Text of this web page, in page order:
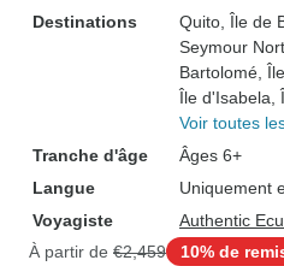
Destinations
Quito , Île de
Seymour
Bartolomé ,
Île d'Isabela
Voir toutes
Tranche d'âge
Âges 6+
Langue
Uniquement
Voyagiste
Authentic
À partir de €2,459 10% de